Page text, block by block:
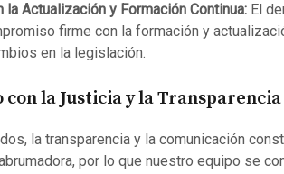
la Actualización y Formación Continua:El
firme con la formación y
en la legislación.
con la Justicia y la Transparencia
la transparencia y la comunicación
por lo que nuestro equipo se